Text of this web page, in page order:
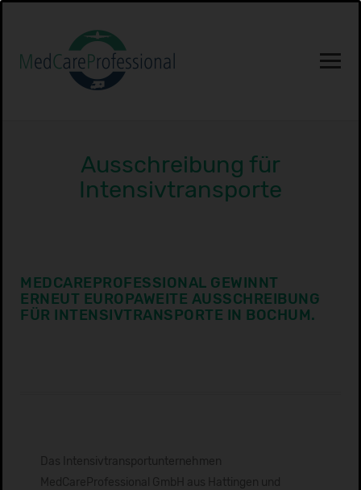
Ausschreibung für
Intensivtransporte
MEDCAREPROFESSIONAL GEWINNT
ERNEUT EUROPAWEITE AUSSCHREIBUNG
FÜR INTENSIVTRANSPORTE IN BOCHUM.
Das Intensivtransportunternehmen
MedCareProfessional GmbH aus Hattingen und